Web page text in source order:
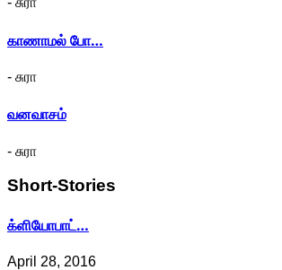
காணாமல் போ…
- சுரா
வனவாசம்
- சுரா
Short-Stories
க்ளியோபாட்…
April 28, 2016